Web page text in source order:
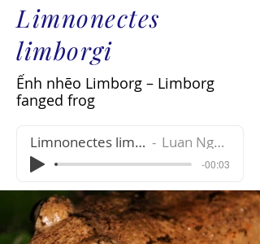
Limnonectes
limborgi
Ếnh nhẽo Limborg – Limborg
fanged frog
Limnonectes limborgi Luan Nguyen
-00:03